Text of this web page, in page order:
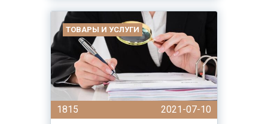
ТОВАРЫ И УСЛУГИ
1815
2021-07-10